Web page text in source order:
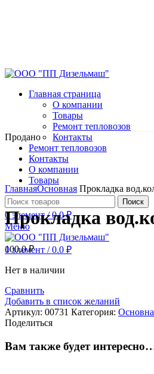
Главная страница
О компании
Товары
Ремонт тепловозов
Контакты
Ремонт тепловозов
Контакты
О компании
Товары
Поиск
0элемент / 0.0₽
Меню
0элемент / 0.0 ₽
Продано
Нажмите, чтобы увеличить
ГлавнаяОсновная Прокладка
Прокладка
100.0₽
Нет в наличии
Сравнить
Добавить в список желаний
Артикул: 00731 Категория:
Поделиться
Вам также будет